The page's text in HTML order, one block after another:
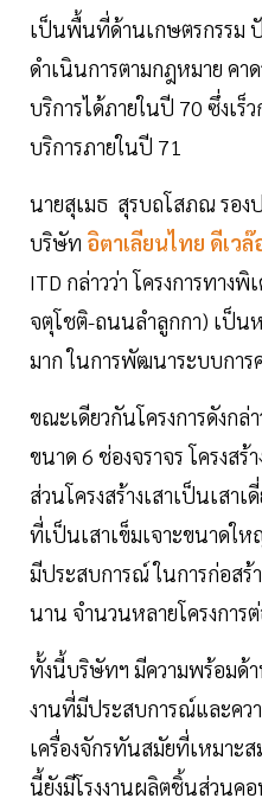
เป็นพื้นที่ด้านเกษตรกรรม
ดำเนินการตามกฎหมาย คา
บริการได้ภายในปี 70 ซึ่งเ
บริการภายในปี 71
นายสุเมธ สุรบถโสภณ รอง
บริษัท อิตาเลียนไทย ดีเว
ITD กล่าวว่า โครงการทาง
จตุโชติ-ถนนลำลูกกา) เป็น
มาก ในการพัฒนาระบบการ
ขณะเดียวกันโครงการดังก
ขนาด 6 ช่องจราจร โครงส
ส่วนโครงสร้างเสาเป็นเสา
ที่เป็นเสาเข็มเจาะขนาดใ
มีประสบการณ์ ในการก่อสร้
นาน จำนวนหลายโครงการ
ทั้งนี้บริษัทฯ มีความพร้อมด้
งานที่มีประสบการณ์และคว
เครื่องจักรทันสมัยที่เหมาะ
นี้ยังมีโรงงานผลิตชิ้นส่วนค